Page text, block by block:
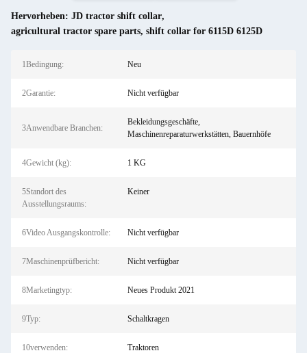
Hervorheben: JD tractor shift collar,
agricultural tractor spare parts, shift collar for 6115D 6125D
1Bedingung: Neu
2Garantie: Nicht verfügbar
3Anwendbare Branchen:
Bekleidungsgeschäfte,
Maschinenreparaturwerkstätten, Bauernhöfe
4Gewicht (kg): 1 KG
5Standort des
Ausstellungsraums:
Keiner
6Video Ausgangskontrolle: Nicht verfügbar
7Maschinenprüfbericht: Nicht verfügbar
8Marketingtyp: Neues Produkt 2021
9Typ: Schaltkragen
10verwenden: Traktoren